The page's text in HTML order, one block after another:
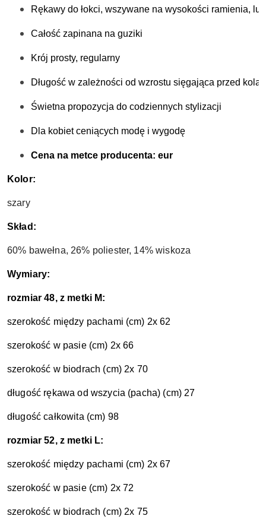
Rękawy do łokci, wszywane na wysokości ramienia,
Całość zapinana na guziki
Krój prosty, regularny
Długość w zależności od wzrostu sięgająca przed
Świetna propozycja do codziennych stylizacji
Dla kobiet ceniących modę i wygodę
Cena na metce producenta: eur
Kolor:
szary
Skład:
60% bawełna, 26% poliester, 14% wiskoza
Wymiary:
rozmiar 48, z metki M:
szerokość między pachami (cm) 2x 62
szerokość w pasie (cm) 2x 66
szerokość w biodrach (cm) 2x 70
długość rękawa od wszycia (pacha) (cm) 27
długość całkowita (cm) 98
rozmiar 52, z metki L:
szerokość między pachami (cm) 2x 67
szerokość w pasie (cm) 2x 72
szerokość w biodrach (cm) 2x 75